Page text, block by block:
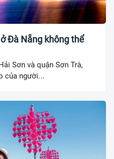
Đà Nẵng không thể
Sơn và quận Sơn Trà,
của người...